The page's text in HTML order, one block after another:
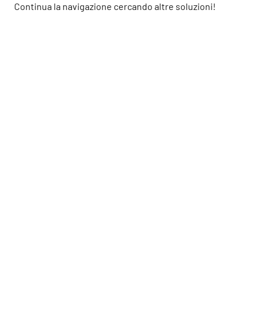
Continua la navigazione cercando altre soluzioni!